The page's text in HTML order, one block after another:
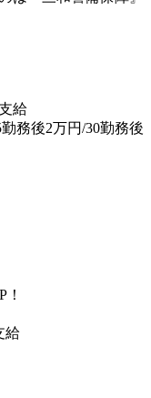
給
務後2万円/30勤務後
給